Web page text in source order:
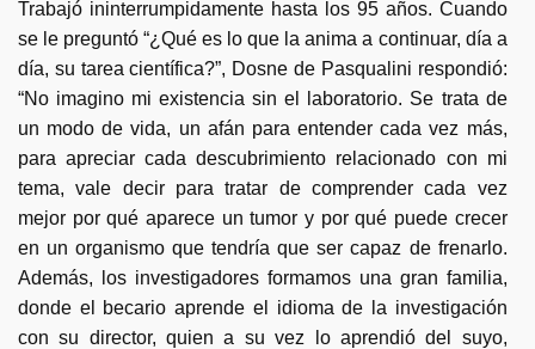
Trabajó ininterrumpidamente hasta los 95 años. Cuando
se le preguntó “¿Qué es lo que la anima a continuar, día a
día, su tarea científica?”, Dosne de Pasqualini respondió:
“No imagino mi existencia sin el laboratorio. Se trata de
un modo de vida, un afán para entender cada vez más,
para apreciar cada descubrimiento relacionado con mi
tema, vale decir para tratar de comprender cada vez
mejor por qué aparece un tumor y por qué puede crecer
en un organismo que tendría que ser capaz de frenarlo.
Además, los investigadores formamos una gran familia,
donde el becario aprende el idioma de la investigación
con su director, quien a su vez lo aprendió del suyo,